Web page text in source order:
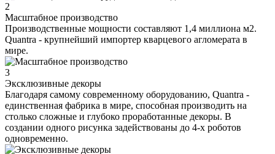
2
Масштабное производство
Производственные мощности составляют 1,4 миллиона м2.
Quantra - крупнейший импортер кварцевого агломерата в
мире.
3
Эксклюзивные декоры
Благодаря самому современному оборудованию, Quantra -
единственная фабрика в мире, способная производить на
столько сложные и глубоко проработанные декоры. В
создании одного рисунка задействованы до 4-х роботов
одновременно.